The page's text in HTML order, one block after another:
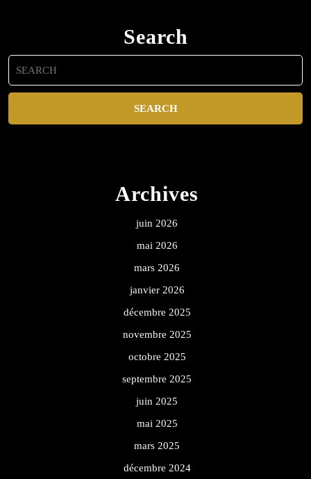
Search
Archives
juin 2026
mai 2026
mars 2026
janvier 2026
décembre 2025
novembre 2025
octobre 2025
septembre 2025
juin 2025
mai 2025
mars 2025
décembre 2024